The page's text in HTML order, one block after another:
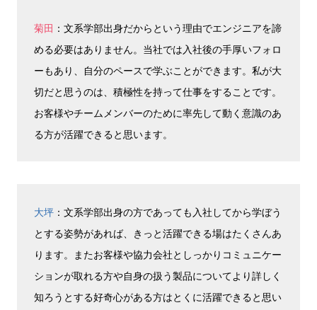
菊田 ：文系学部出身だからという理由でエンジニアを諦
める必要はありません。当社では入社後の手厚いフォロ
ーもあり、自分のペースで学ぶことができます。私が大
切だと思うのは、積極性を持って仕事をすることです。
お客様やチームメンバーのために率先して動く意識のあ
る方が活躍できると思います。
大坪 ：文系学部出身の方であっても入社してから学ぼう
とする姿勢があれば、きっと活躍できる場はたくさんあ
ります。またお客様や協力会社としっかりコミュニケー
ションが取れる方や自身の扱う製品についてより詳しく
知ろうとする好奇心がある方はとくに活躍できると思い